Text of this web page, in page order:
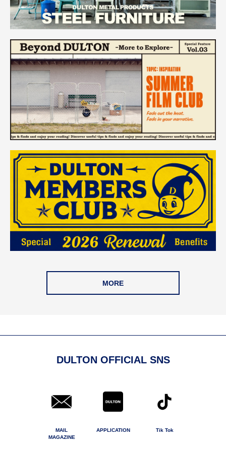
MORE
DULTON OFFICIAL SNS
MAIL
MAGAZINE
APPLICATION Tik Tok